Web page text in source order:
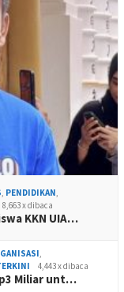
PENDIDIKAN
8,663 x dibaca
KKN UIA…
4,443 x dibaca
Miliar unt…